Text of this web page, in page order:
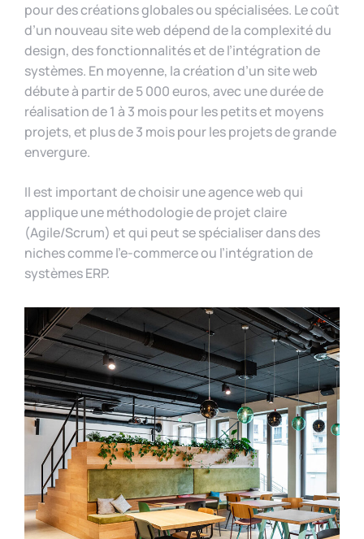
pour des créations globales ou spécialisées. Le coût
d’un nouveau site web dépend de la complexité du
design, des fonctionnalités et de l’intégration de
systèmes. En moyenne, la création d’un site web
débute à partir de 5 000 euros, avec une durée de
réalisation de 1 à 3 mois pour les petits et moyens
projets, et plus de 3 mois pour les projets de grande
envergure.
Il est important de choisir une agence web qui
applique une méthodologie de projet claire
(Agile/Scrum) et qui peut se spécialiser dans des
niches comme l’e-commerce ou l’intégration de
systèmes ERP.